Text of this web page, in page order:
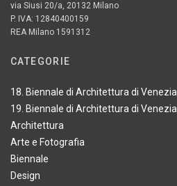
via Siusi 20/a, 20132 Milano
P. IVA: 12840400159
REA Milano 1591312
CATEGORIE
18. Biennale di Architettura di Venezia
19. Biennale di Architettura di Venezia
Architettura
Arte e Fotografia
Biennale
Design